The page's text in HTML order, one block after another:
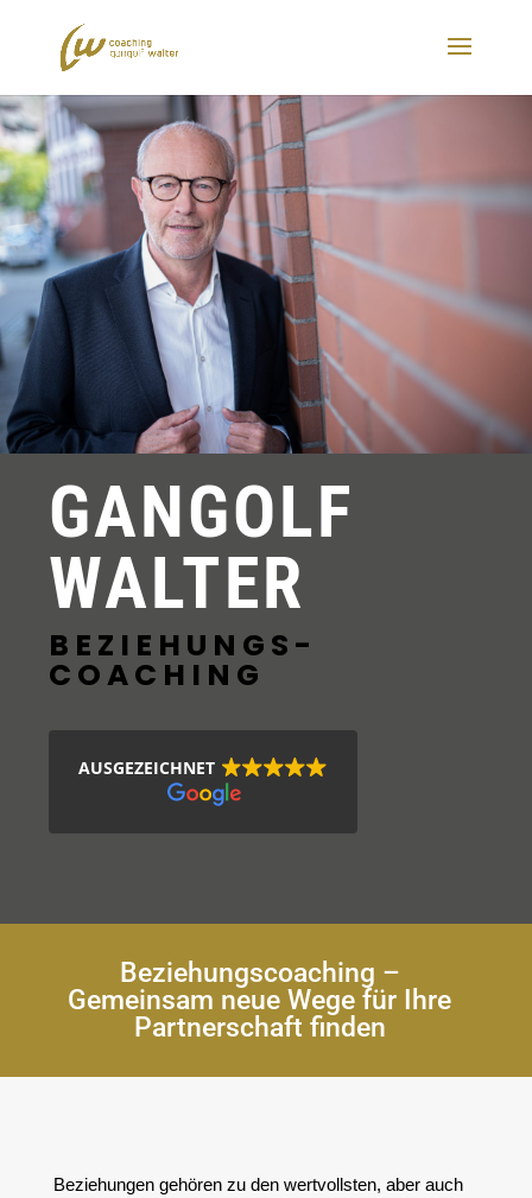
GANGOLF
WALTER
BEZIEHUNGS-
COACHING
AUSGEZEICHNET
Beziehungscoaching –
Gemeinsam neue Wege für Ihre
Partnerschaft finden
Beziehungen gehören zu den wertvollsten, aber auch